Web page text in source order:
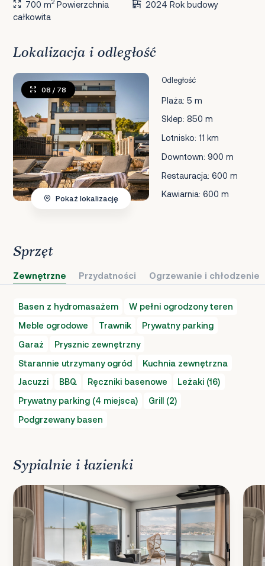
700 m2 Powierzchnia
całkowita
2024 Rok budowy
Lokalizacja i odległość
Odległość
Plaża: 5 m
Sklep: 850 m
Lotnisko: 11 km
Downtown: 900 m
Restauracja: 600 m
Kawiarnia: 600 m
08 / 78
Pokaż lokalizację
Sprzęt
Zewnętrzne Przydatności Ogrzewanie i chłodzenie
Basen z hydromasażem
W pełni ogrodzony teren
Meble ogrodowe
Trawnik
Prywatny parking
Garaż
Prysznic zewnętrzny
Starannie utrzymany ogród
Kuchnia zewnętrzna
Jacuzzi
BBQ Ręczniki basenowe
Leżaki (16)
Prywatny parking (4 miejsca)
Grill (2)
Podgrzewany basen
Sypialnie i łazienki